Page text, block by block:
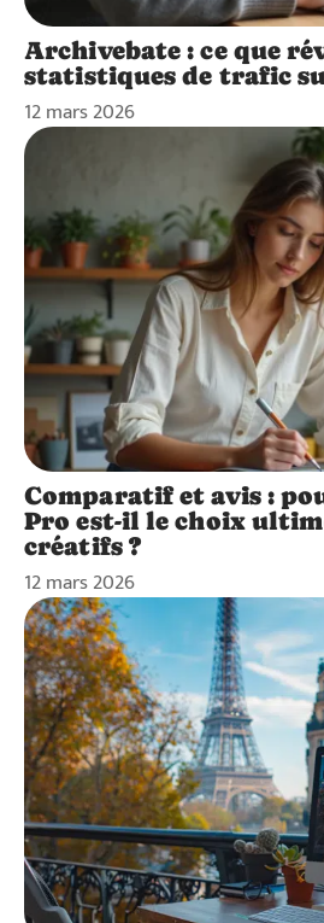
Archivebate : ce que
statistiques de trafic
12 mars 2026
Comparatif et avis :
Pro est-il le choix
créatifs ?
12 mars 2026